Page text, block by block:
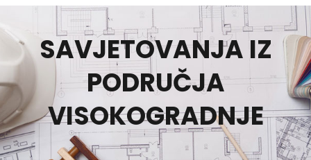
SAVJETOVANJA IZ
PODRUČJA
VISOKOGRADNJE